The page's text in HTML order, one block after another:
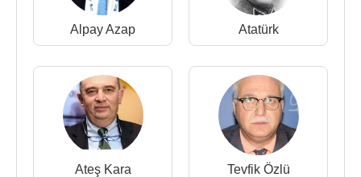
Prof. Dr.Alpay Azap
Prof. Dr.Canan Ağalar
Prof. Dr.
İlyas Dökmetaş
Kaynak:Biyografiler.com
Alpay Azap Atatürk
Ateş Kara Tevfik Özlü